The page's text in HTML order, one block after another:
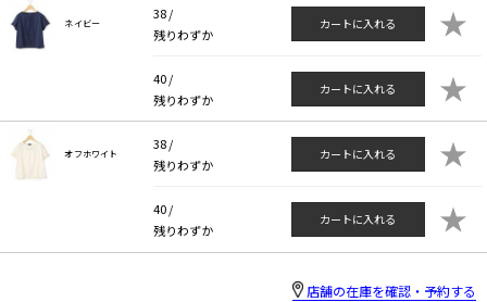
ネイビー
38 /
残りわずか
カートに入れる ★
40 /
残りわずか
カートに入れる ★
オフホワイト
38 /
残りわずか
カートに入れる ★
40 /
残りわずか
カートに入れる ★
店舗の在庫を確認・予約する